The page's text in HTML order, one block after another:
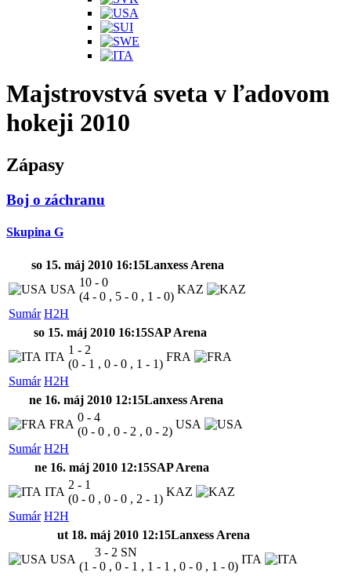
Majstrovstvá sveta v ľadovom
hokeji 2010
Zápasy
Boj o záchranu
Skupina G
so 15. máj 2010 16:15Lanxess Arena
Sumár H2H
USA
10 - 0
(4 - 0 , 5 - 0 , 1 - 0)
KAZ
so 15. máj 2010 16:15SAP Arena
Sumár H2H
ITA
1 - 2
(0 - 1 , 0 - 0 , 1 - 1)
FRA
ne 16. máj 2010 12:15Lanxess Arena
Sumár H2H
FRA
0 - 4
(0 - 0 , 0 - 2 , 0 - 2)
USA
ne 16. máj 2010 12:15SAP Arena
Sumár H2H
ITA
2 - 1
(0 - 0 , 0 - 0 , 2 - 1)
KAZ
ut 18. máj 2010 12:15Lanxess Arena
USA
3 - 2 SN
(1 - 0 , 0 - 1 , 1 - 1 , 0 - 0 , 1 - 0)
ITA